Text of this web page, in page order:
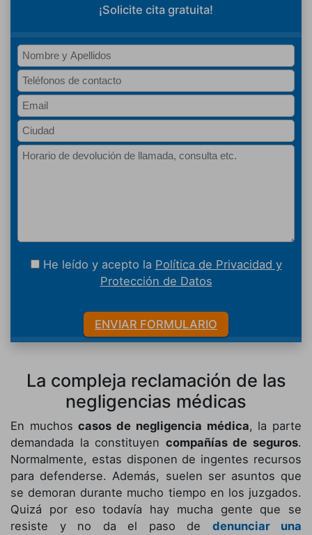
¡Solicite cita gratuita!
He leído y acepto la Política de Privacidad y
Protección de Datos
ENVIAR FORMULARIO
La compleja reclamación de las
negligencias médicas
En muchoscasos de negligencia médica, la parte
demandada la constituyen compañías de seguros.
Normalmente, estas disponen de ingentes recursos
para defenderse. Además, suelen ser asuntos que
se demoran durante mucho tiempo en los juzgados.
Quizá por eso todavía hay mucha gente que se
resiste y no da el paso de denunciar una